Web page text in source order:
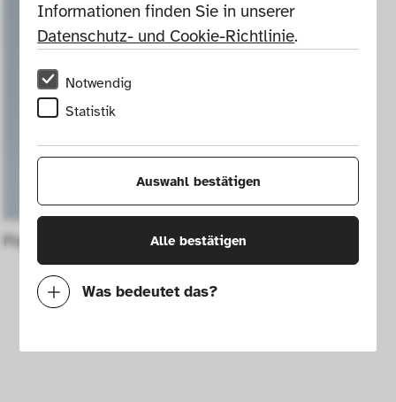
Informationen finden Sie in unserer
Datenschutz- und Cookie-Richtlinie.
Notwendig
Statistik
Auswahl bestätigen
Alle bestätigen
Was bedeutet das?
Mit diesen Cookies können wir durch
Planet Orbital 1 rocket